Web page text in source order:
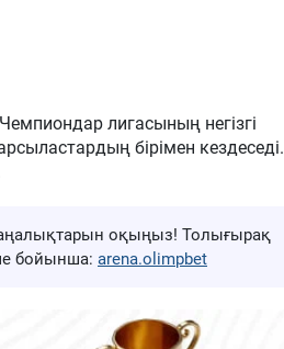
лигасының негізгі
бірімен кездеседі.
оқыңыз! Толығырақ
бойынша: arena.olimpbet